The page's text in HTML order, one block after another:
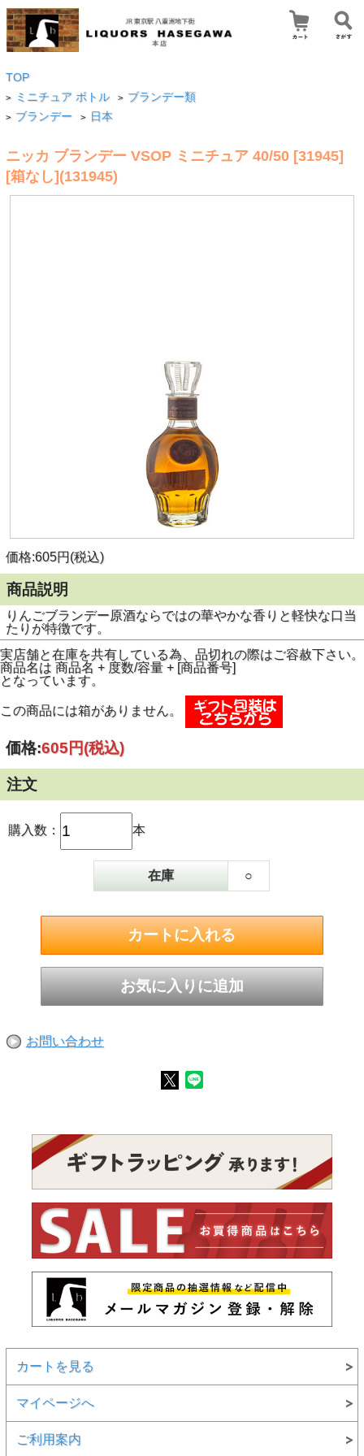
TOP
> ミニチュア ボトル > ブランデー類
> ブランデー > 日本
ニッカ ブランデー VSOP ミニチュア 40/50 [31945]
[箱なし](131945)
価格:605円(税込)
商品説明
りんごブランデー原酒ならではの華やかな香りと軽快な口当
たりが特徴です。
実店舗と在庫を共有している為、品切れの際はご容赦下さい。
商品名は 商品名 + 度数/容量 + [商品番号]
となっています。
この商品には箱がありません。
価格:605円(税込)
注文
購入数： 本
在庫 ○
お問い合わせ
カートを見る
マイページへ
ご利用案内